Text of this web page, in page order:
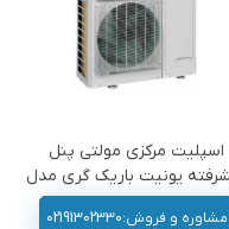
اسپلیت مرکزی مولتی پنل
یونیت باریک گری مدل
Gmv5
مشاوره و فروش:02191302330